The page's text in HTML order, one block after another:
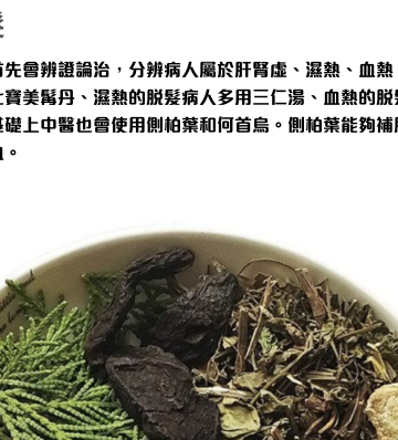
會辨證論治，分辨病人屬於肝腎虛、濕熱、血
美髯丹、濕熱的脫髮病人多用三仁湯、血熱的
上中醫也會使用側柏葉和何首烏。側柏葉能夠